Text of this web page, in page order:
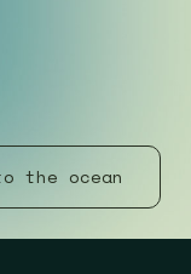
the ocean